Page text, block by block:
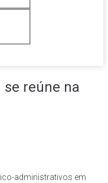
se reúne na
administrativos em